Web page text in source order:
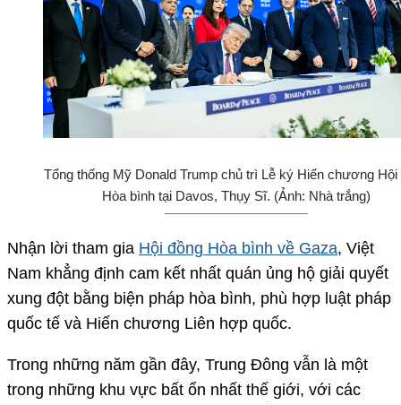
Tổng thống Mỹ Donald Trump chủ trì Lễ ký Hiến chương Hội
Hòa bình tại Davos, Thụy Sĩ. (Ảnh: Nhà trắng)
Nhận lời tham gia Hội đồng Hòa bình về Gaza, Việt
Nam khẳng định cam kết nhất quán ủng hộ giải quyết
xung đột bằng biện pháp hòa bình, phù hợp luật pháp
quốc tế và Hiến chương Liên hợp quốc.
Trong những năm gần đây, Trung Đông vẫn là một
trong những khu vực bất ổn nhất thế giới, với các